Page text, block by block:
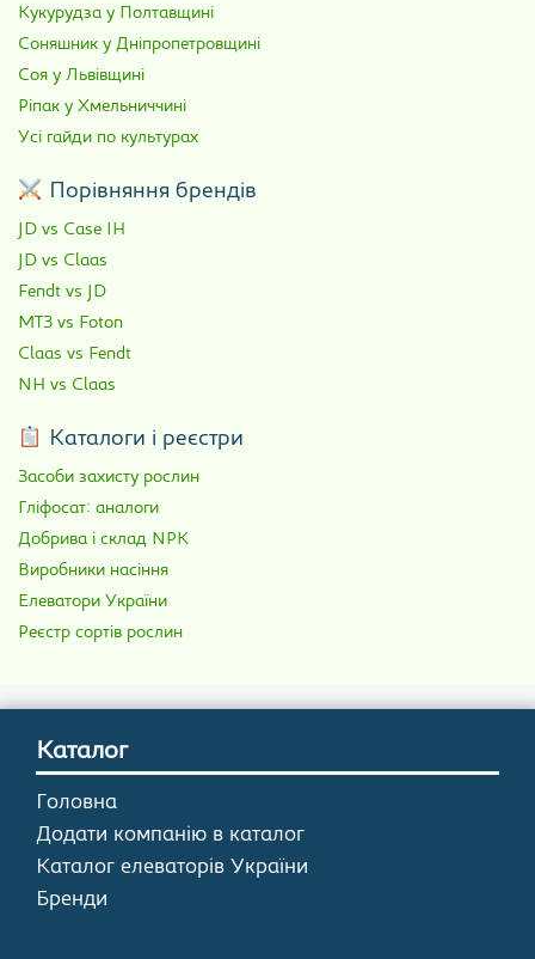
Кукурудза у Полтавщині
Соняшник у Дніпропетровщині
Соя у Львівщині
Ріпак у Хмельниччині
Усі гайди по культурах
Порівняння брендів
JD vs Case IH
JD vs Claas
Fendt vs JD
МТЗ vs Foton
Claas vs Fendt
NH vs Claas
Каталоги і реєстри
Засоби захисту рослин
Гліфосат: аналоги
Добрива і склад NPK
Виробники насіння
Елеватори України
Реєстр сортів рослин
Каталог
Головна
Додати компанію в каталог
Каталог елеваторів України
Бренди